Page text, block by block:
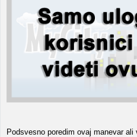
Podsvesno poredim ovaj manevar